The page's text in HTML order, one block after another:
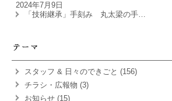
2024年7月9日
「技術継承」手刻み 丸太梁の手…
スタッフ & 日々のできごと (156)
チラシ・広報物 (3)
お知らせ (15)